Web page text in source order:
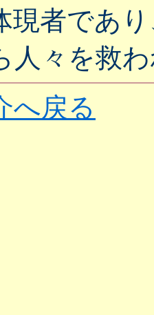
現者であ
人々を救
へ戻る